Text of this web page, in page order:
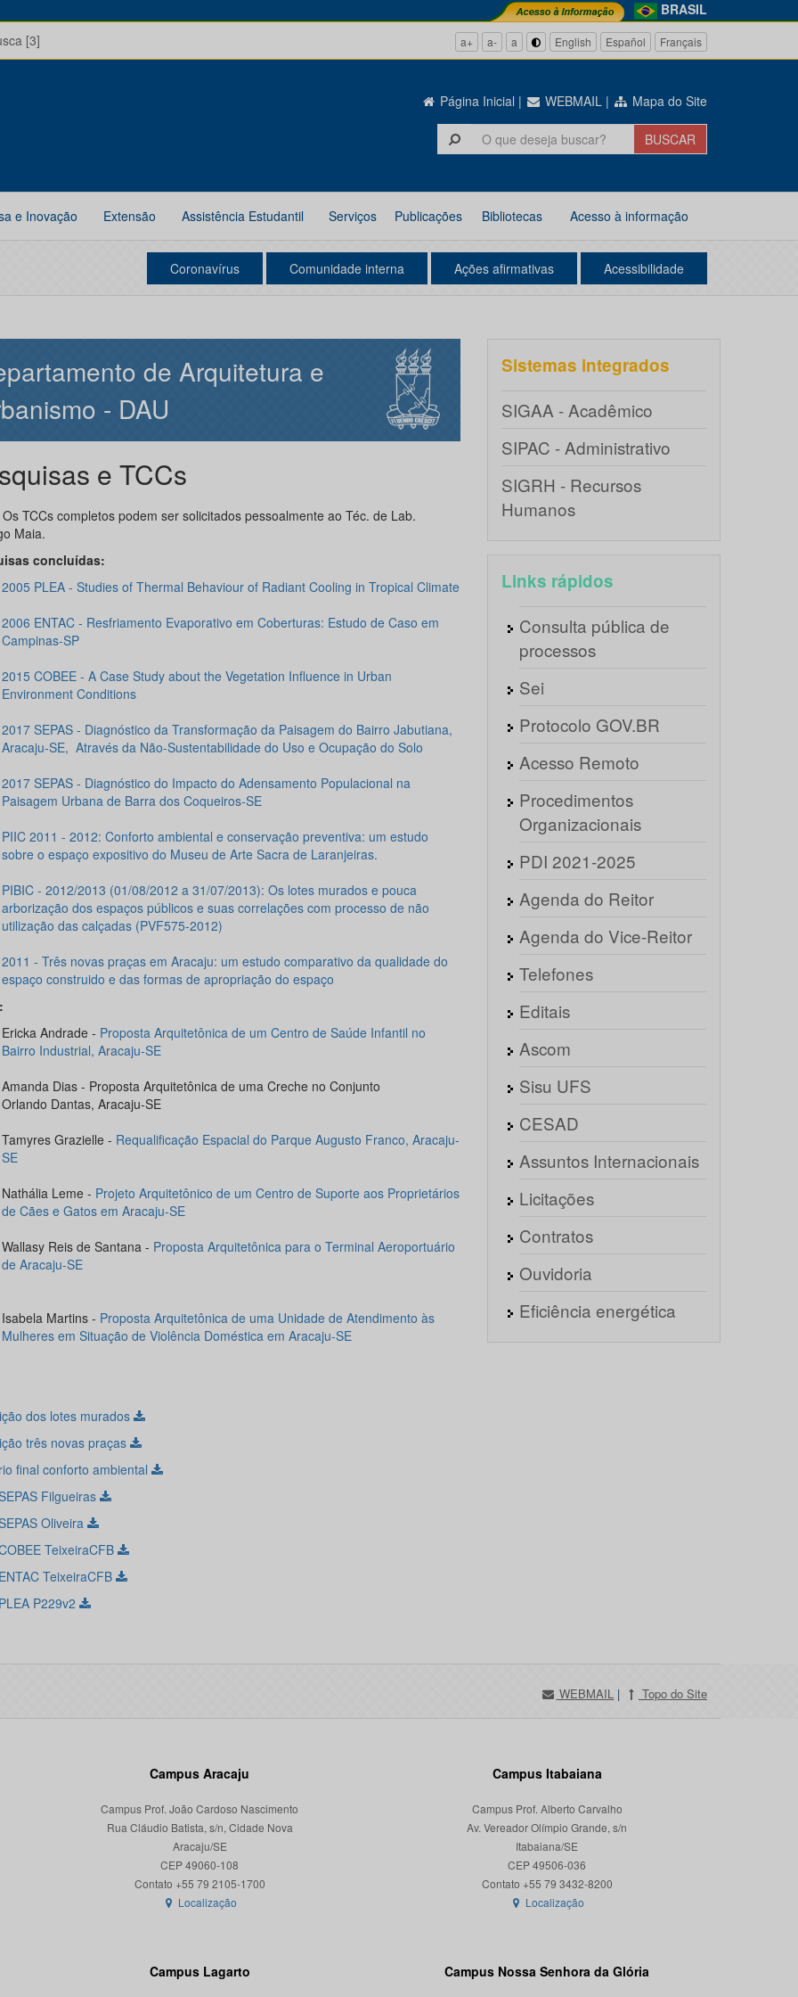
BRASIL
[3]
a+ a- a English Español Français
Página Inicial | WEBMAIL | Mapa do Site
e Inovação Extensão Assistência Estudantil Serviços Publicações Bibliotecas Acesso à informação
Coronavírus Comunidade interna Ações afirmativas Acessibilidade
de Arquitetura e
- DAU
e TCCs
Os TCCs completos podem ser solicitados pessoalmente ao Téc. de Lab.
Maia.
concluídas:
2005 PLEA - Studies of Thermal Behaviour of Radiant Cooling in Tropical Climate
2006 ENTAC - Resfriamento Evaporativo em Coberturas: Estudo de Caso em
Campinas-SP
2015 COBEE - A Case Study about the Vegetation Influence in Urban
Environment Conditions
2017 SEPAS - Diagnóstico da Transformação da Paisagem do Bairro Jabutiana,
Aracaju-SE, Através da Não-Sustentabilidade do Uso e Ocupação do Solo
2017 SEPAS - Diagnóstico do Impacto do Adensamento Populacional na
Paisagem Urbana de Barra dos Coqueiros-SE
PIIC 2011 - 2012: Conforto ambiental e conservação preventiva: um estudo
sobre o espaço expositivo do Museu de Arte Sacra de Laranjeiras.
PIBIC - 2012/2013 (01/08/2012 a 31/07/2013): Os lotes murados e pouca
arborização dos espaços públicos e suas correlações com processo de não
utilização das calçadas (PVF575-2012)
2011 - Três novas praças em Aracaju: um estudo comparativo da qualidade do
espaço construido e das formas de apropriação do espaço
Ericka Andrade - Proposta Arquitetônica de um Centro de Saúde Infantil no
Bairro Industrial, Aracaju-SE
Amanda Dias - Proposta Arquitetônica de uma Creche no Conjunto
Orlando Dantas, Aracaju-SE
Tamyres Grazielle - Requalificação Espacial do Parque Augusto Franco, Aracaju-
SE
Nathália Leme - Projeto Arquitetônico de um Centro de Suporte aos Proprietários
de Cães e Gatos em Aracaju-SE
Wallasy Reis de Santana - Proposta Arquitetônica para o Terminal Aeroportuário
de Aracaju-SE
Isabela Martins - Proposta Arquitetônica de uma Unidade de Atendimento às
Mulheres em Situação de Violência Doméstica em Aracaju-SE
dos lotes murados
três novas praças
final conforto ambiental
Filgueiras
Oliveira
TeixeiraCFB
TeixeiraCFB
P229v2
Sistemas integrados
SIGAA - Acadêmico
SIPAC - Administrativo
SIGRH - Recursos
Humanos
Links rápidos
Consulta pública de
processos
Sei
Protocolo GOV.BR
Acesso Remoto
Procedimentos
Organizacionais
PDI 2021-2025
Agenda do Reitor
Agenda do Vice-Reitor
Telefones
Editais
Ascom
Sisu UFS
CESAD
Assuntos Internacionais
Licitações
Contratos
Ouvidoria
Eficiência energética
WEBMAIL | Topo do Site
Campus Aracaju
Campus Prof. João Cardoso Nascimento
Rua Cláudio Batista, s/n, Cidade Nova
Aracaju/SE
CEP 49060-108
Localização
Campus Itabaiana
Campus Prof. Alberto Carvalho
Av. Vereador Olímpio Grande, s/n
Itabaiana/SE
CEP 49506-036
Localização
Campus Lagarto Campus Nossa Senhora da Glória